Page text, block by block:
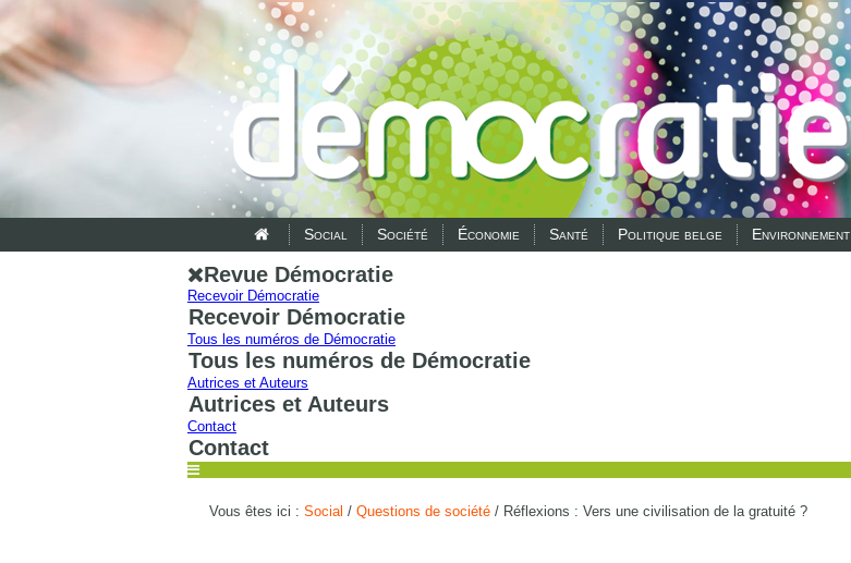
Social Société Économie Santé Politique belge Environnement
Revue Démocratie
Recevoir Démocratie
Recevoir Démocratie
Tous les numéros de Démocratie
Tous les numéros de Démocratie
Autrices et Auteurs
Autrices et Auteurs
Contact
Contact
Vous êtes ici : Social / Questions de société / Réflexions : Vers une civilisation de la gratuité ?